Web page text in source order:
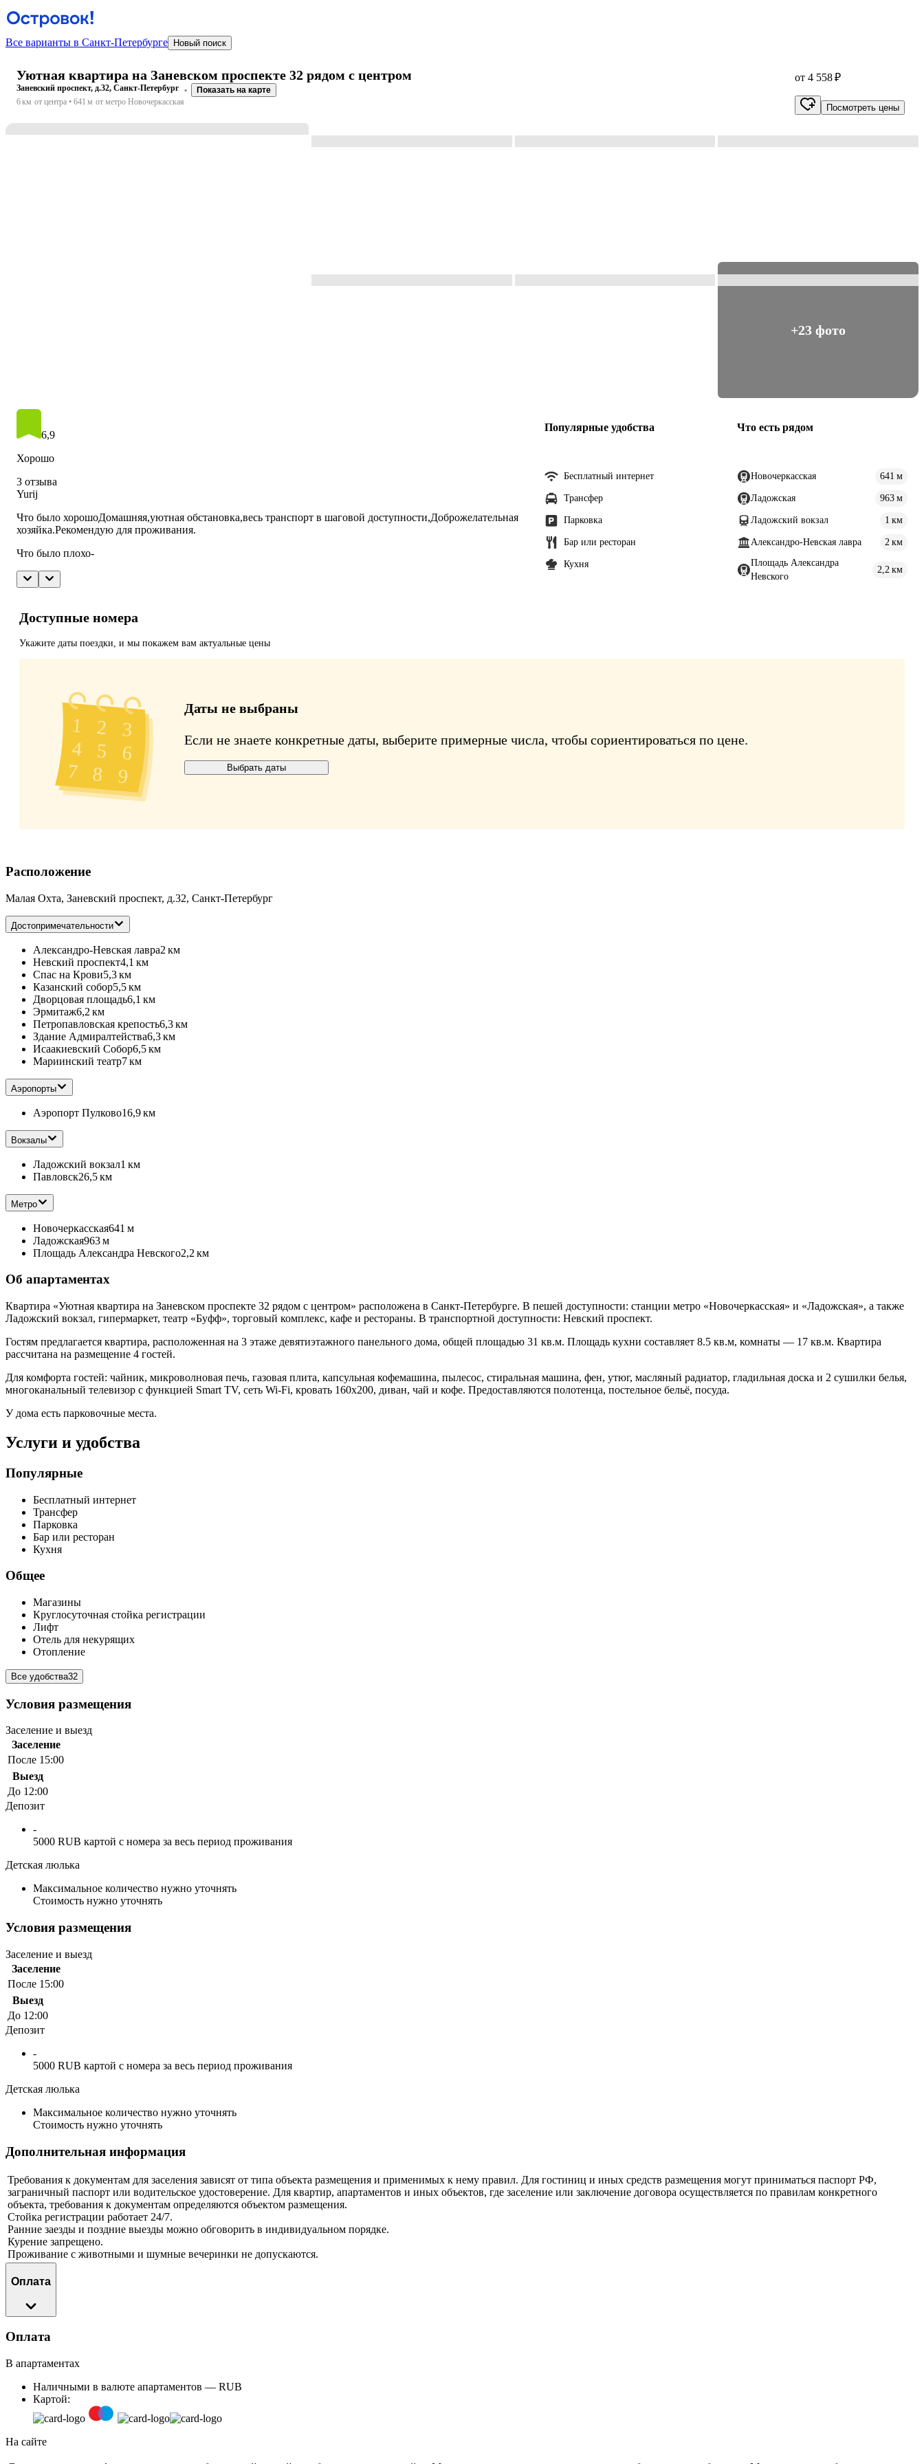
Все варианты в Санкт-Петербурге Новый поиск
Уютная квартира на Заневском проспекте 32 рядом с центром
Заневский проспект, д.32, Санкт-Петербург
Показать на карте
6 км от центра 641 м от метро Новочеркасская
от 4 558 ₽
Посмотреть цены
+23 фото
6,9
Хорошо
3 отзыва
Yurij
Что было хорошоДомашняя,уютная обстановка,весь транспорт в шаговой доступности,Доброжелательная
хозяйка.Рекомендую для проживания.
Что было плохо-
Популярные удобства
Бесплатный интернет
Трансфер
Парковка
Бар или ресторан
Кухня
Что есть рядом
Новочеркасская 641 м
Ладожская 963 м
Ладожский вокзал 1 км
Александро-Невская лавра
2 км
Площадь Александра
Невского
2,2 км
Доступные номера
Укажите даты поездки, и мы покажем вам актуальные цены
Даты не выбраны
Если не знаете конкретные даты, выберите примерные числа, чтобы сориентироваться по цене.
Выбрать даты
Расположение
Малая Охта, Заневский проспект, д.32, Санкт-Петербург
Достопримечательности
Александро-Невская лавра2 км
Невский проспект4,1 км
Спас на Крови5,3 км
Казанский собор5,5 км
Дворцовая площадь6,1 км
Эрмитаж6,2 км
Петропавловская крепость6,3 км
Здание Адмиралтейства6,3 км
Исаакиевский Собор6,5 км
Мариинский театр7 км
Аэропорты
Аэропорт Пулково16,9 км
Вокзалы
Ладожский вокзал1 км
Павловск26,5 км
Метро
Новочеркасская641 м
Ладожская963 м
Площадь Александра Невского2,2 км
Об апартаментах
Квартира «Уютная квартира на Заневском проспекте 32 рядом с центром» расположена в Санкт-Петербурге. В пешей доступности: станции метро «Новочеркасская» и «Ладожская», а также
Ладожский вокзал, гипермаркет, театр «Буфф», торговый комплекс, кафе и рестораны. В транспортной доступности: Невский проспект.
Гостям предлагается квартира, расположенная на 3 этаже девятиэтажного панельного дома, общей площадью 31 кв.м. Площадь кухни составляет 8.5 кв.м, комнаты — 17 кв.м. Квартира
рассчитана на размещение 4 гостей.
Для комфорта гостей: чайник, микроволновая печь, газовая плита, капсульная кофемашина, пылесос, стиральная машина, фен, утюг, масляный радиатор, гладильная доска и 2 сушилки белья,
многоканальный телевизор с функцией Smart TV, сеть Wi-Fi, кровать 160x200, диван, чай и кофе. Предоставляются полотенца, постельное бельё, посуда.
У дома есть парковочные места.
Услуги и удобства
Популярные
Бесплатный интернет
Трансфер
Парковка
Бар или ресторан
Кухня
Общее
Магазины
Круглосуточная стойка регистрации
Лифт
Отель для некурящих
Отопление
Все удобства32
Условия размещения
Заселение и выезд
Заселение
После 15:00
Выезд
До 12:00
Депозит
-
5000 RUB картой с номера за весь период проживания
Детская люлька
Максимальное количество нужно уточнять
Стоимость нужно уточнять
Условия размещения
Заселение и выезд
Заселение
После 15:00
Выезд
До 12:00
Депозит
-
5000 RUB картой с номера за весь период проживания
Детская люлька
Максимальное количество нужно уточнять
Стоимость нужно уточнять
Дополнительная информация
Требования к документам для заселения зависят от типа объекта размещения и применимых к нему правил. Для гостиниц и иных средств размещения могут приниматься паспорт РФ,
заграничный паспорт или водительское удостоверение. Для квартир, апартаментов и иных объектов, где заселение или заключение договора осуществляется по правилам конкретного
объекта, требования к документам определяются объектом размещения.
Стойка регистрации работает 24/7.
Ранние заезды и поздние выезды можно обговорить в индивидуальном порядке.
Курение запрещено.
Проживание с животными и шумные вечеринки не допускаются.
Оплата
Оплата
В апартаментах
Наличными в валюте апартаментов — RUB
Картой:
На сайте